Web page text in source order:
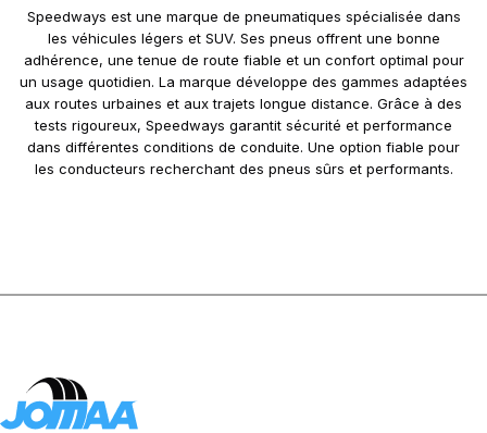
PK 303
PK 319
POWERGRIP
POWER GRIP G-2
POWER LUG (R-4)
SW-101
Speedways est une marque de pneumatiques spécialisée dans
les véhicules légers et SUV. Ses pneus offrent une bonne
adhérence, une tenue de route fiable et un confort optimal pour
un usage quotidien. La marque développe des gammes adaptées
aux routes urbaines et aux trajets longue distance. Grâce à des
tests rigoureux, Speedways garantit sécurité et performance
dans différentes conditions de conduite. Une option fiable pour
les conducteurs recherchant des pneus sûrs et performants.